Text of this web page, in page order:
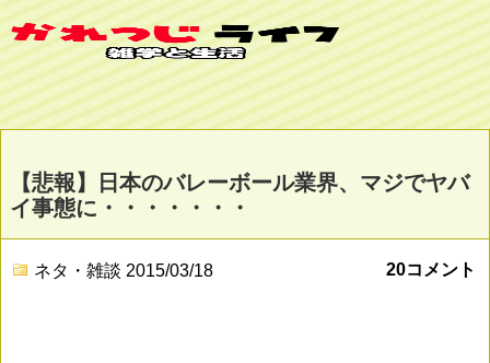
【悲報】日本のバレーボール業界、マジでヤバ
イ事態に・・・・・・・
ネタ・雑談 2015/03/18 20コメント